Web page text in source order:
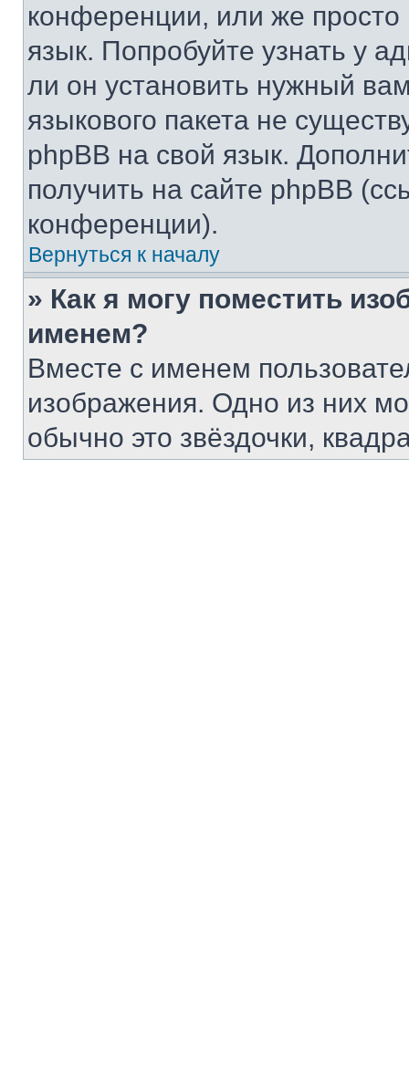
конференции, или же
язык. Попробуйте узнать у
ли он установить нужный
языкового пакета не
phpBB на свой язык.
получить на сайте phpBB
конференции).
Вернуться к началу
» Как я могу поместить
именем?
Вместе с именем
изображения. Одно из них
обычно это звёздочки,